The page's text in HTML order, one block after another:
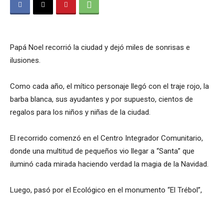
Papá Noel recorrió la ciudad y dejó miles de sonrisas e
ilusiones.
Como cada año, el mítico personaje llegó con el traje rojo, la
barba blanca, sus ayudantes y por supuesto, cientos de
regalos para los niños y niñas de la ciudad.
El recorrido comenzó en el Centro Integrador Comunitario,
donde una multitud de pequeños vio llegar a “Santa” que
iluminó cada mirada haciendo verdad la magia de la Navidad.
Luego, pasó por el Ecológico en el monumento “El Trébol”,